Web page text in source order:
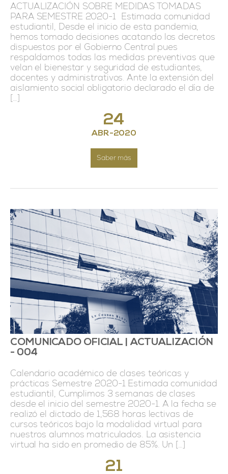
24
ABR-2020
Saber más
ACTUALIZACIÓN SOBRE MEDIDAS TOMADAS
PARA SEMESTRE 2020-1 Estimada comunidad
estudiantil, Desde el inicio de esta pandemia,
hemos tomado decisiones acatando los decretos
dispuestos por el Gobierno Central pues
respaldamos todas las medidas preventivas que
velan el bienestar y seguridad de estudiantes,
docentes y administrativos. Ante la extensión del
aislamiento social obligatorio declarado el día de
[…]
21
COMUNICADO OFICIAL | ACTUALIZACIÓN
- 004
Calendario académico de clases teóricas y
prácticas Semestre 2020-1 Estimada comunidad
estudiantil, Cumplimos 3 semanas de clases
desde el inicio del semestre 2020-1. A la fecha se
realizó el dictado de 1,568 horas lectivas de
cursos teóricos bajo la modalidad virtual para
nuestros alumnos matriculados. La asistencia
virtual ha sido en promedio de 85%. Un […]